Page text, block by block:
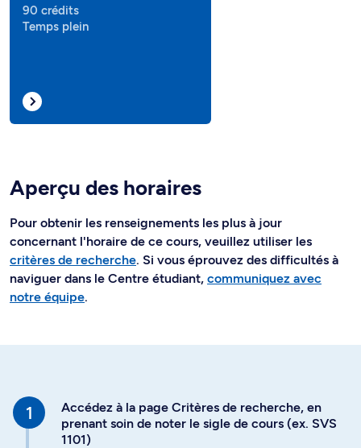
90 crédits
Temps plein
Aperçu des horaires
Pour obtenir les renseignements les plus à jour
concernant l'horaire de ce cours, veuillez utiliser les
critères de recherche. Si vous éprouvez des difficultés à
naviguer dans le Centre étudiant, communiquez avec
notre équipe.
Accédez à la page Critères de recherche, en
prenant soin de noter le sigle de cours (ex. SVS
1101)